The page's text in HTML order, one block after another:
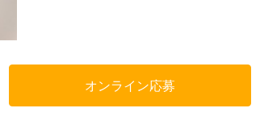
オンライン応募